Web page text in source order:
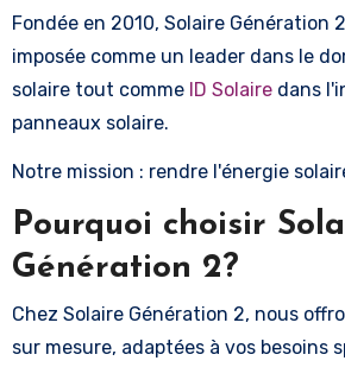
Fondée en 2010, Solaire Génération
imposée comme un leader dans le
solaire tout comme ID Solairedans
panneaux solaire.
Notre mission : rendre l'énergie
Pourquoi choisir
Génération 2?
Chez Solaire Génération 2, nous
sur mesure, adaptées à vos besoins